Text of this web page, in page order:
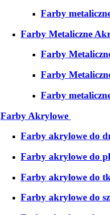
Farby
Farby Metaliczne
Farby
Farby
Farby
Farby Akrylowe
Farby akrylowe do
Farby akrylowe do
Farby akrylowe do
Farby akrylowe do